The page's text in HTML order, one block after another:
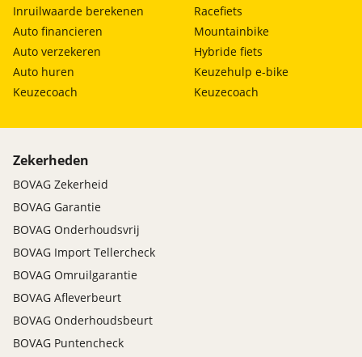
Inruilwaarde berekenen
Auto financieren
Auto verzekeren
Auto huren
Keuzecoach
Racefiets
Mountainbike
Hybride fiets
Keuzehulp e-bike
Keuzecoach
Zekerheden
BOVAG Zekerheid
BOVAG Garantie
BOVAG Onderhoudsvrij
BOVAG Import Tellercheck
BOVAG Omruilgarantie
BOVAG Afleverbeurt
BOVAG Onderhoudsbeurt
BOVAG Puntencheck